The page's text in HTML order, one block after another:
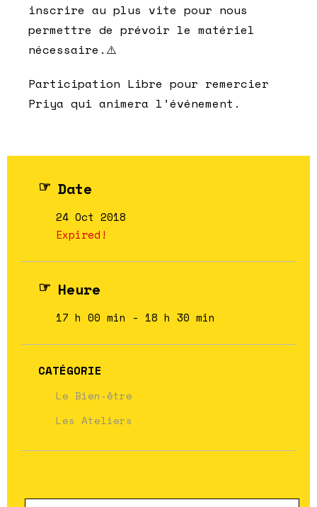
inscrire au plus vite pour nous
permettre de prévoir le matériel
nécessaire.⚠️
Participation Libre pour remercier
Priya qui animera l’événement.
Date
24 Oct 2018
Expired!
Heure
17 h 00 min - 18 h 30 min
CATÉGORIE
Le Bien-être
Les Ateliers